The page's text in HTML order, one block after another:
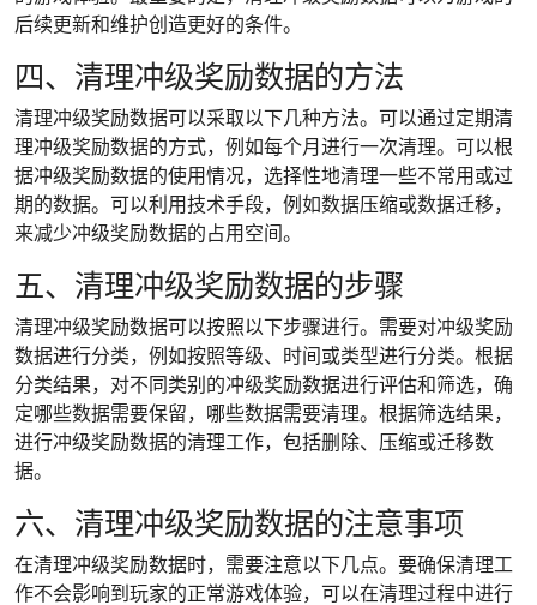
后续更新和维护创造更好的条件。
四、清理冲级奖励数据的方法
清理冲级奖励数据可以采取以下几种方法。可以通过定期清
理冲级奖励数据的方式，例如每个月进行一次清理。可以根
据冲级奖励数据的使用情况，选择性地清理一些不常用或过
期的数据。可以利用技术手段，例如数据压缩或数据迁移，
来减少冲级奖励数据的占用空间。
五、清理冲级奖励数据的步骤
清理冲级奖励数据可以按照以下步骤进行。需要对冲级奖励
数据进行分类，例如按照等级、时间或类型进行分类。根据
分类结果，对不同类别的冲级奖励数据进行评估和筛选，确
定哪些数据需要保留，哪些数据需要清理。根据筛选结果，
进行冲级奖励数据的清理工作，包括删除、压缩或迁移数
据。
六、清理冲级奖励数据的注意事项
在清理冲级奖励数据时，需要注意以下几点。要确保清理工
作不会影响到玩家的正常游戏体验，可以在清理过程中进行